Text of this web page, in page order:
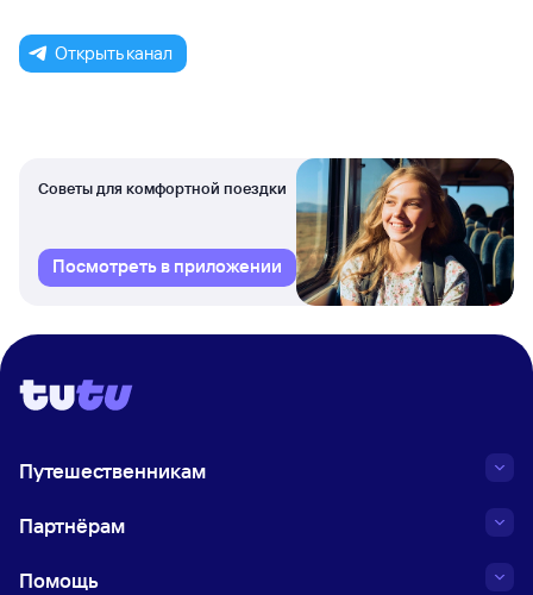
Открыть канал
Советы для комфортной поездки
Посмотреть в приложении
Путешественникам
Партнёрам
Помощь